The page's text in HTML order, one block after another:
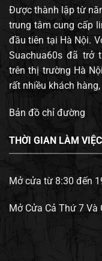
Được thành lập từ
trung tâm cung cấp
đầu tiên tại Hà Nội.
Suachua60s đã trở
trên thị trường Hà
rất nhiều khách
Bản đồ chỉ đường
THỜI GIAN LÀM VIỆC
Mở cửa từ 8:30 đến
Mở Cửa Cả Thứ 7 Và